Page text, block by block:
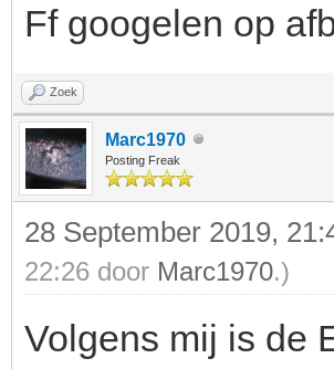
Ff googelen op
Zoek
Marc1970
Posting Freak
28 September 2019,
22:26 door Marc1970.)
Volgens mij is de